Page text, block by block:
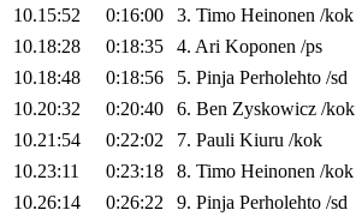
10.15:52
0:16:00 3. Timo Heinonen /kok
10.18:28
0:18:35 4. Ari Koponen /ps
10.18:48
0:18:56 5. Pinja Perholehto /sd
10.20:32
0:20:40 6. Ben Zyskowicz /kok
10.21:54
0:22:02 7. Pauli Kiuru /kok
10.23:11
0:23:18 8. Timo Heinonen /kok
10.26:14
0:26:22 9. Pinja Perholehto /sd